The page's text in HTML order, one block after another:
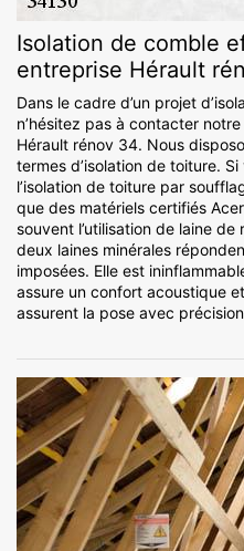
Isolation de comble
entreprise Hérault
Dans le cadre d’un projet
n’hésitez pas à contacter
Hérault rénov 34. Nous
termes d’isolation de toiture.
l’isolation de toiture par
que des matériels certifiés
souvent l’utilisation de laine
deux laines minérales
imposées. Elle est
assure un confort acoustique
assurent la pose avec